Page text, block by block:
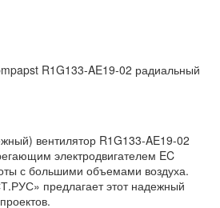
R1G133-AE19-02 радиальный
вентилятор R1G133-AE19-02
электродвигателем EC
с большими объемами воздуха.
предлагает этот надежный